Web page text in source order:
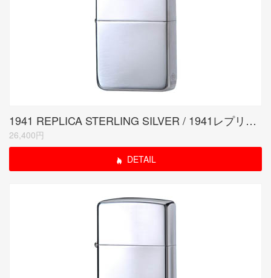
1941 REPLICA STERLING SILVER / 1941レプリカ スターリングシルバー
26,400円
DETAIL